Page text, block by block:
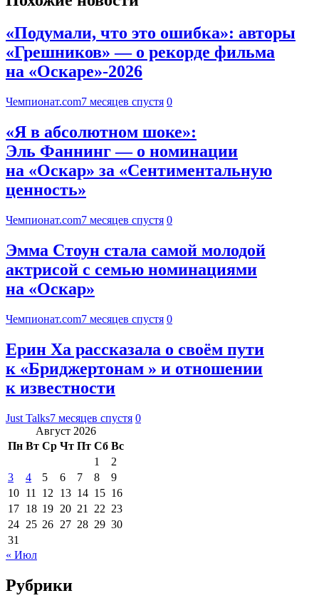
«Подумали, что это ошибка»: авторы
«Грешников» — о рекорде фильма
на «Оскаре»-2026
Чемпионат.com7 месяцев спустя 0
«Я в абсолютном шоке»:
Эль Фаннинг — о номинации
на «Оскар» за «Сентиментальную
ценность»
Чемпионат.com7 месяцев спустя 0
Эмма Стоун стала самой молодой
актрисой с семью номинациями
на «Оскар»
Чемпионат.com7 месяцев спустя 0
Ерин Ха рассказала о своём пути
к «Бриджертонам » и отношении
к известности
Just Talks7 месяцев спустя 0
Август 2026
Пн Вт Ср Чт Пт Сб Вс
1
2
3
4 5 6 7 8
9
10 11 12 13 14 15 16
17 18 19 20 21 22 23
24 25 26 27 28 29 30
31
« Июл
Рубрики